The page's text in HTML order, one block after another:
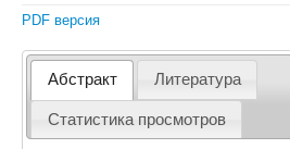
PDF версия
Абстракт Литература
Статистика просмотров